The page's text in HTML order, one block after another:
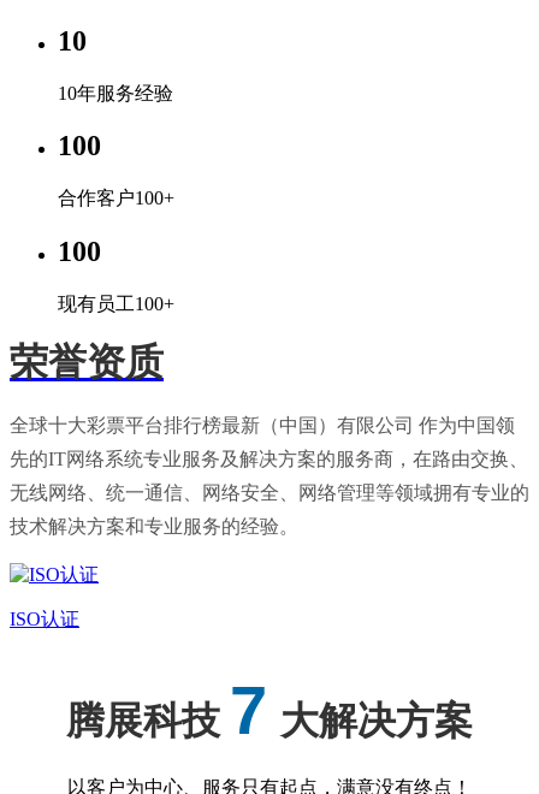
10
10年服务经验
100
合作客户100+
100
现有员工100+
荣誉资质
全球十大彩票平台排行榜最新（中国）有限公司 作为中国领
先的IT网络系统专业服务及解决方案的服务商，在路由交换、
无线网络、统一通信、网络安全、网络管理等领域拥有专业的
技术解决方案和专业服务的经验。
ISO认证
腾展科技 7 大解决方案
以客户为中心、服务只有起点，满意没有终点！